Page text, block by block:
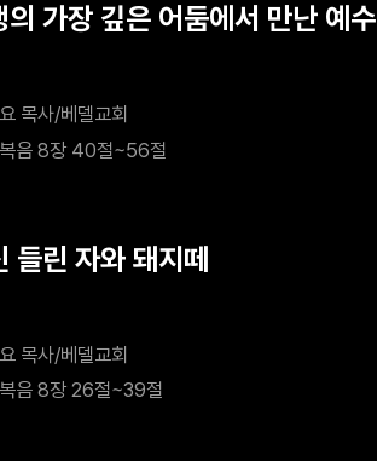
가장 깊은 어둠에서 만난 예수
목사/베델교회
음 8장 40절~56절
들린 자와 돼지떼
목사/베델교회
음 8장 26절~39절